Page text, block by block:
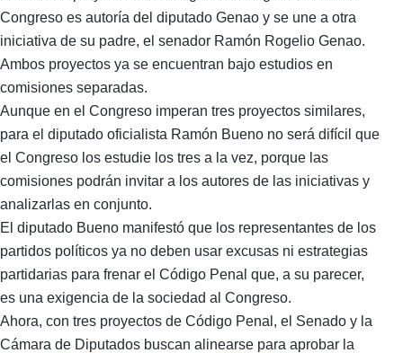
Congreso es autoría del diputado Genao y se une a otra
iniciativa de su padre, el senador Ramón Rogelio Genao.
Ambos proyectos ya se encuentran bajo estudios en
comisiones separadas.
Aunque en el Congreso imperan tres proyectos similares,
para el diputado oficialista Ramón Bueno no será difícil que
el Congreso los estudie los tres a la vez, porque las
comisiones podrán invitar a los autores de las iniciativas y
analizarlas en conjunto.
El diputado Bueno manifestó que los representantes de los
partidos políticos ya no deben usar excusas ni estrategias
partidarias para frenar el Código Penal que, a su parecer,
es una exigencia de la sociedad al Congreso.
Ahora, con tres proyectos de Código Penal, el Senado y la
Cámara de Diputados buscan alinearse para aprobar la